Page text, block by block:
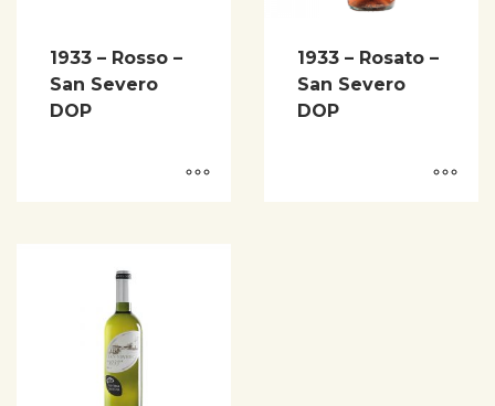
1933 – Rosso –
San Severo
DOP
1933 – Rosato –
San Severo
DOP